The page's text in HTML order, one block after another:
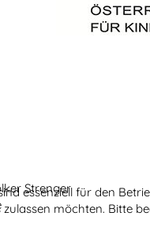
Strenger
essenziell für den
zulassen möchten.